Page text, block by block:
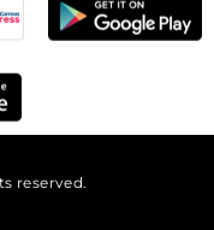
reserved.